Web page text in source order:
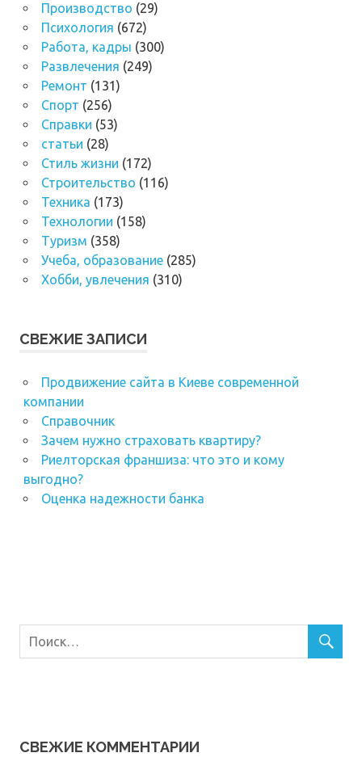
Производство (29)
Психология (672)
Работа, кадры (300)
Развлечения (249)
Ремонт (131)
Спорт (256)
Справки (53)
статьи (28)
Стиль жизни (172)
Строительство (116)
Техника (173)
Технологии (158)
Туризм (358)
Учеба, образование(285)
Хобби, увлечения (310)
СВЕЖИЕ ЗАПИСИ
Продвижение сайта в Киеве современной
компании
Справочник
Зачем нужно страховать квартиру?
Риелторская франшиза: что это и кому
выгодно?
Оценка надежности банка
СВЕЖИЕ КОММЕНТАРИИ